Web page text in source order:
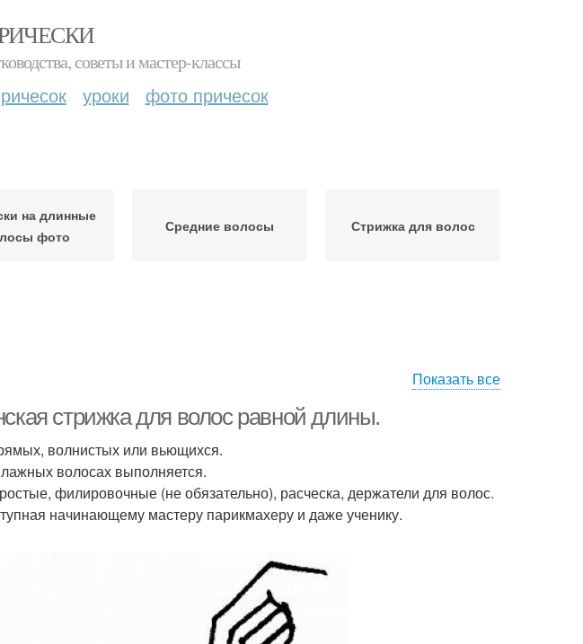
советы и мастер-классы
уроки фото причесок
на длинные
фото
Средние волосы Стрижка для волос
Показать все
стрижка для волос равной длины.
волнистых или вьющихся.
волосах выполняется.
филировочные (не обязательно), расческа, держатели для волос.
начинающему мастеру парикмахеру и даже ученику.